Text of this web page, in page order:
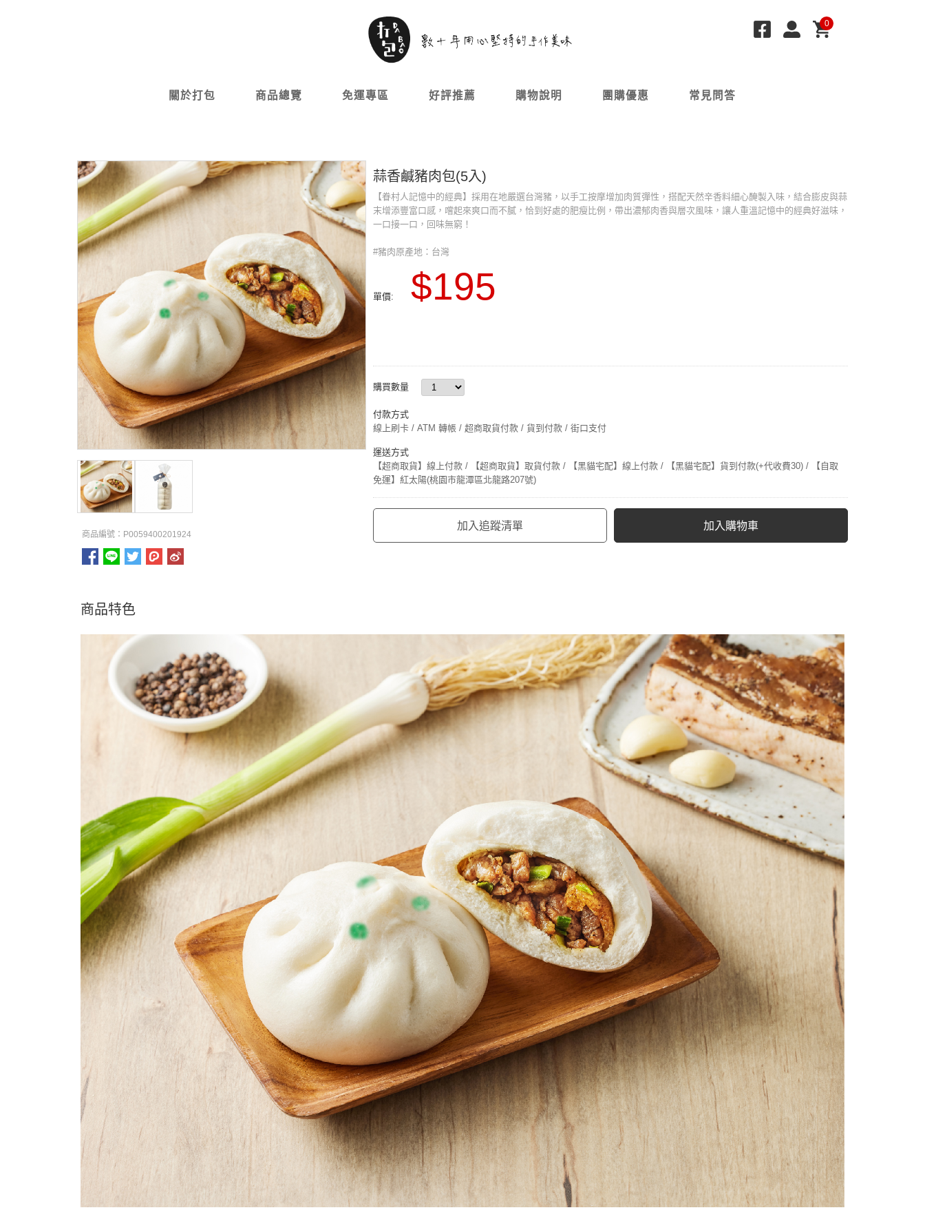
0
關於打包 商品總覽 免運專區 好評推薦 購物說明 團購優惠 常見問答
商品編號：P0059400201924
蒜香鹹豬肉包(5入)
【眷村人記憶中的經典】採用在地嚴選台灣豬，以手工按摩增加肉質彈性，搭配天然辛香料細心醃製入味，結合膨皮與蒜
末增添豐富口感，嚐起來爽口而不膩，恰到好處的肥瘦比例，帶出濃郁肉香與層次風味，讓人重溫記憶中的經典好滋味，
一口接一口，回味無窮！
#豬肉原產地：台灣
單價: $195
購買數量
付款方式
線上刷卡 / ATM 轉帳 / 超商取貨付款 / 貨到付款 / 街口支付
運送方式
【超商取貨】線上付款 / 【超商取貨】取貨付款 / 【黑貓宅配】線上付款 / 【黑貓宅配】貨到付款(+代收費30) / 【自取
免運】紅太陽(桃園市龍潭區北龍路207號)
加入購物車
加入追蹤清單
商品特色